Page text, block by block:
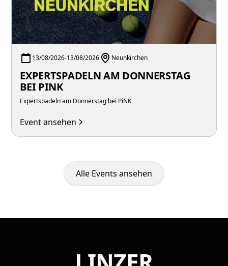
13/08/2026-13/08/2026 Neunkirchen
EXPERTSPADELN AM DONNERSTAG
BEI PINK
Expertspadeln am Donnerstag bei PiNK
Event ansehen
Alle Events ansehen